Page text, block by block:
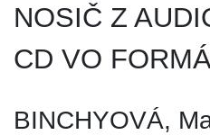
NOSIČ Z
CD VO
BINCHYOVÁ,